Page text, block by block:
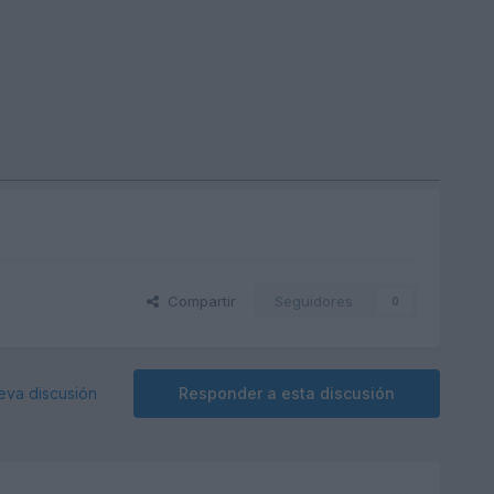
Compartir Seguidores 0
Responder a esta discusión
discusión